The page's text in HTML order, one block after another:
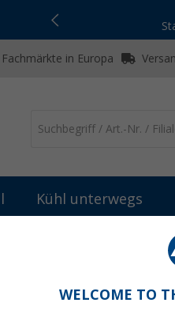
in Europa
Kühl unterwegs
Zeltheringe &
2.0
WELCOME TO